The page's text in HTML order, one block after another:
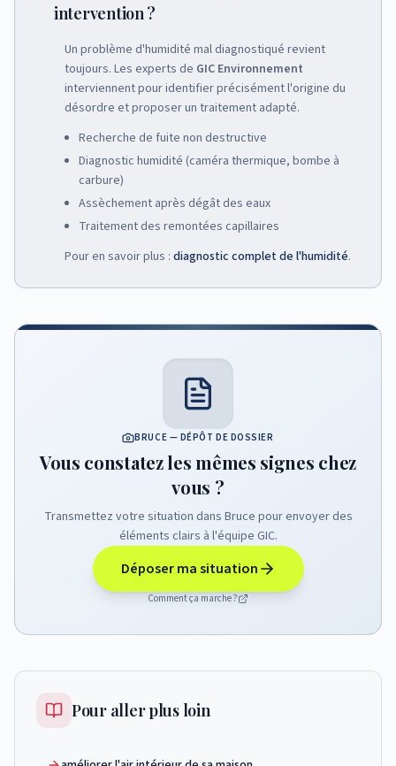
intervention ?
Un problème d'humidité mal diagnostiqué revient
toujours. Les experts de GIC Environnement
interviennent pour identifier précisément l'origine du
désordre et proposer un traitement adapté.
Recherche de fuite non destructive
Diagnostic humidité (caméra thermique, bombe à
carbure)
Assèchement après dégât des eaux
Traitement des remontées capillaires
Pour en savoir plus : diagnostic complet de l'humidité.
BRUCE — DÉPÔT DE DOSSIER
Vous constatez les mêmes signes chez
vous ?
Transmettez votre situation dans Bruce pour envoyer des
éléments clairs à l'équipe GIC.
Déposer ma situation
Comment ça marche ?
Pour aller plus loin